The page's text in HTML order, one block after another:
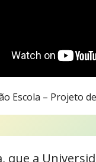
Escola – Projeto
que a